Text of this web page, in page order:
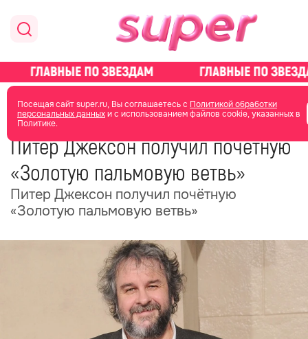
Посещая сайт super.ru, Вы соглашаетесь с Политикой обработки
персональных данныхи с использованием файлов cookie, указанных в
Политике.
главная новости о звездах новости
13 мая 13:21
Питер Джексон получил почётную
«Золотую пальмовую ветвь»
Питер Джексон получил почётную
«Золотую пальмовую ветвь»